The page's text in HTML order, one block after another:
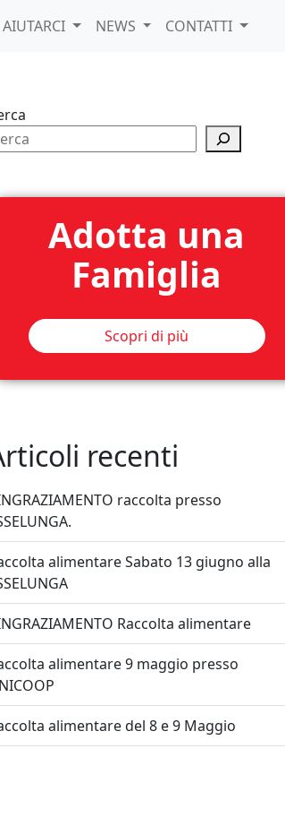
NEWS CONTATTI
Adotta una
Famiglia
Scopri di più
recenti
raccolta presso
alimentare Sabato 13 giugno alla
Raccolta alimentare
alimentare 9 maggio presso
alimentare del 8 e 9 Maggio